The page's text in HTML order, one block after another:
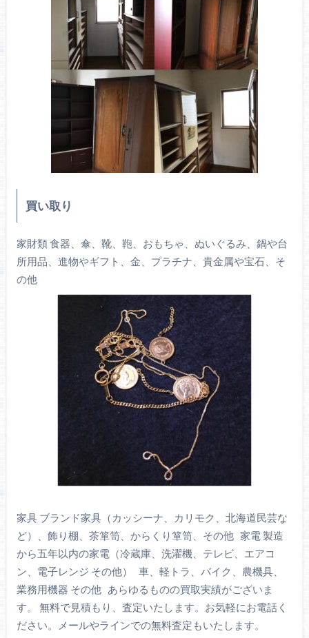
買い取り
家財類 食器、傘、靴、鞄、おもちゃ、ぬいぐるみ、鍋や台
所用品、進物やギフト、金、プラチナ、貴金属や宝石、そ
の他
家具 ブランド家具（カッシーナ、カリモク、北海道民芸な
ど）、飾り棚、茶箪笥、からくり箪笥、その他 家電 製造
から五年以内の家電（冷蔵庫、洗濯機、テレビ、エアコ
ン、電子レンジ その他） 車、軽トラ、バイク、農機具、
業務用機器 その他 あらゆるものの買取実績がございま
す。 無料で見積もり、査定いたします。お気軽にお電話く
ださい。メールやラインでの無料査定もいたします。